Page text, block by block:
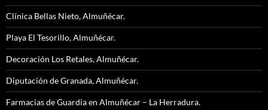
Clínica Bellas Nieto, Almuñécar.
Playa El Tesorillo, Almuñécar.
Decoración Los Retales, Almuñécar.
Diputación de Granada, Almuñécar.
Farmacias de Guardia en Almuñécar – La Herradura.